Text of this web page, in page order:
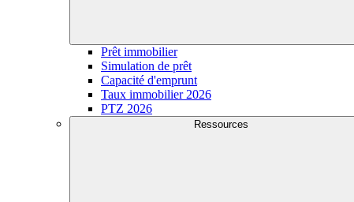
Prêt immobilier
Simulation de prêt
Capacité d'emprunt
Taux immobilier 2026
PTZ 2026
Ressources